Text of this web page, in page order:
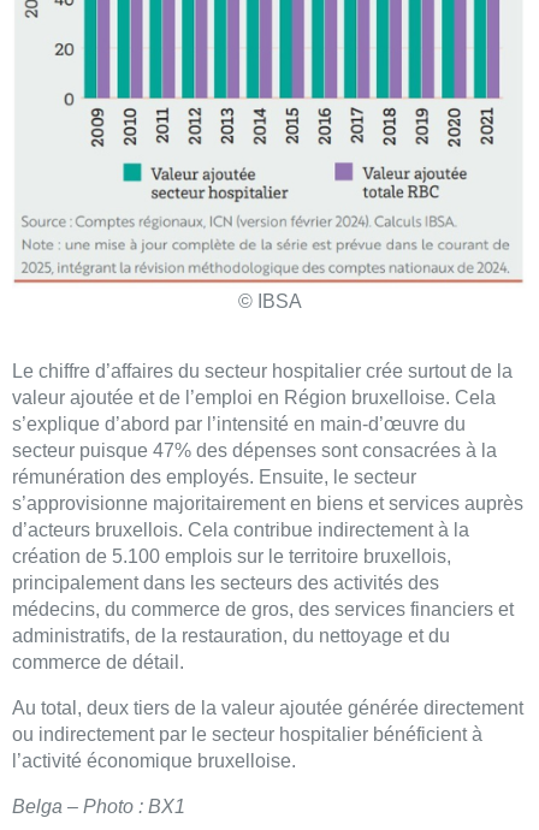
© IBSA
Le chiffre d’affaires du secteur hospitalier crée surtout de la
valeur ajoutée et de l’emploi en Région bruxelloise. Cela
s’explique d’abord par l’intensité en main-d’œuvre du
secteur puisque 47% des dépenses sont consacrées à la
rémunération des employés. Ensuite, le secteur
s’approvisionne majoritairement en biens et services auprès
d’acteurs bruxellois. Cela contribue indirectement à la
création de 5.100 emplois sur le territoire bruxellois,
principalement dans les secteurs des activités des
médecins, du commerce de gros, des services financiers et
administratifs, de la restauration, du nettoyage et du
commerce de détail.
Au total, deux tiers de la valeur ajoutée générée directement
ou indirectement par le secteur hospitalier bénéficient à
l’activité économique bruxelloise.
Belga – Photo : BX1